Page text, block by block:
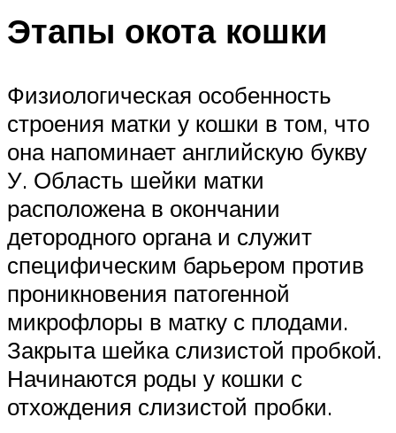
Этапы окота кошки
Физиологическая особенность
строения матки у кошки в том, что
она напоминает английскую букву
У. Область шейки матки
расположена в окончании
детородного органа и служит
специфическим барьером против
проникновения патогенной
микрофлоры в матку с плодами.
Закрыта шейка слизистой пробкой.
Начинаются роды у кошки с
отхождения слизистой пробки.